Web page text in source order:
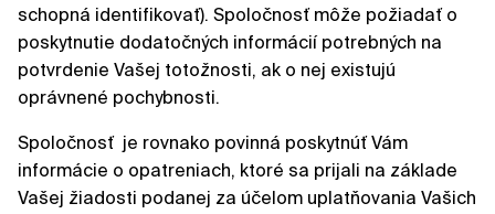
schopná identifikovať). Spoločnosť môže požiadať o
poskytnutie dodatočných informácií potrebných na
potvrdenie Vašej totožnosti, ak o nej existujú
oprávnené pochybnosti.
Spoločnosť je rovnako povinná poskytnúť Vám
informácie o opatreniach, ktoré sa prijali na základe
Vašej žiadosti podanej za účelom uplatňovania Vašich